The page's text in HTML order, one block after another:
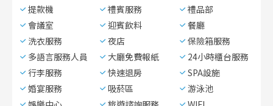
提款機
禮賓服務
禮品部
會議室
迎賓飲料
餐廳
洗衣服務
夜店
保險箱服務
多語言服務人員
大廳免費報紙
24小時櫃台服務
行李服務
快速退房
SPA設施
婚宴服務
吸菸區
游泳池